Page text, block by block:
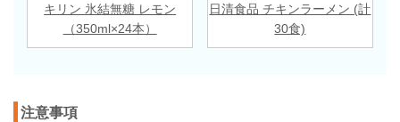
キリン 氷結無糖 レモン
（350ml×24本）
日清食品 チキンラーメン (計
30食)
注意事項